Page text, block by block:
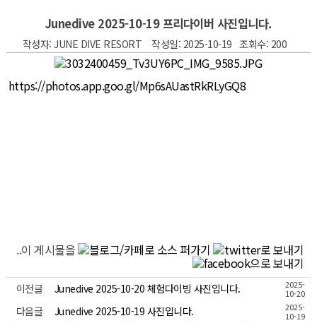
Junedive 2025-10-19 프리다이버 사진입니다.
작성자: JUNE DIVE RESORT 작성일: 2025-10-19 조회수: 200
https://photos.app.goo.gl/Mp6sAUastRkRLyGQ8
..이 게시물을
이전글 Junedive 2025-10-20 체험다이빙 사진입니다.
2025-
10-20
다음글 Junedive 2025-10-19 사진입니다.
2025-
10-19